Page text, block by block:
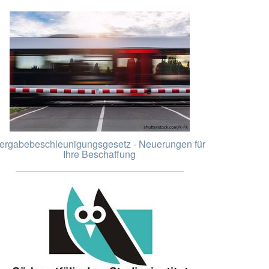
- Neuerungen für
Ihre Beschaffung